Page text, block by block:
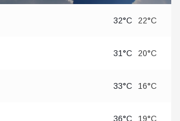
32°C 22°C
31°C 20°C
33°C 16°C
36°C 19°C